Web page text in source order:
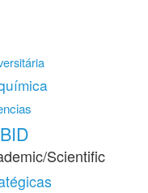
Scientific